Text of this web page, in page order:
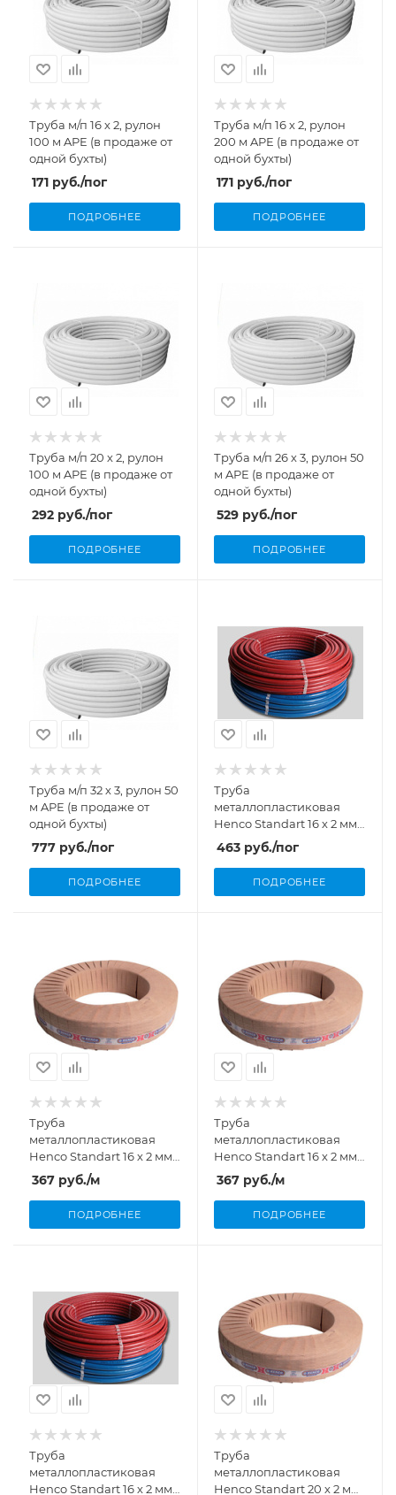
Труба м/п 16 х 2, рулон
100 м APE (в продаже от
одной бухты)
171 руб./пог
ПОДРОБНЕЕ
Труба м/п 16 х 2, рулон
200 м APE (в продаже от
одной бухты)
171 руб./пог
ПОДРОБНЕЕ
Труба м/п 20 х 2, рулон
100 м APE (в продаже от
одной бухты)
292 руб./пог
ПОДРОБНЕЕ
Труба м/п 26 х 3, рулон 50
м APE (в продаже от
одной бухты)
529 руб./пог
ПОДРОБНЕЕ
Труба м/п 32 х 3, рулон 50
м APE (в продаже от
одной бухты)
777 руб./пог
ПОДРОБНЕЕ
Труба
металлопластиковая
Henco Standart 16 х 2 мм
в изоляции ISO4 (6 мм)
цвет синий
463 руб./пог
ПОДРОБНЕЕ
Труба
металлопластиковая
Henco Standart 16 х 2 мм
бухта 100 м
367 руб./м
ПОДРОБНЕЕ
Труба
металлопластиковая
Henco Standart 16 х 2 мм
бухта 200 м
367 руб./м
ПОДРОБНЕЕ
Труба
металлопластиковая
Henco Standart 16 х 2 мм
Труба
металлопластиковая
Henco Standart 20 х 2 мм